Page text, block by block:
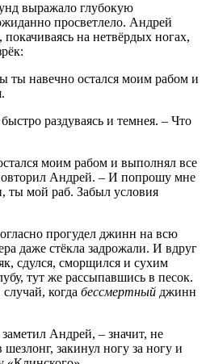
выражало глубокую
просветлело. Андрей
на нетвёрдых ногах,
навечно остался моим рабом и
раздуваясь и темнея. – Что
моим рабом и выполнял все
Андрей. – И попрошу мне
ты мой раб. Забыл условия
прогудел джинн на всю
даже стёкла задрожали. И вдруг
сдулся, сморщился и сухим
тут же рассыпавшись в песок.
когда бессмертный джинн
Андрей, – значит, не
закинул ногу за ногу и